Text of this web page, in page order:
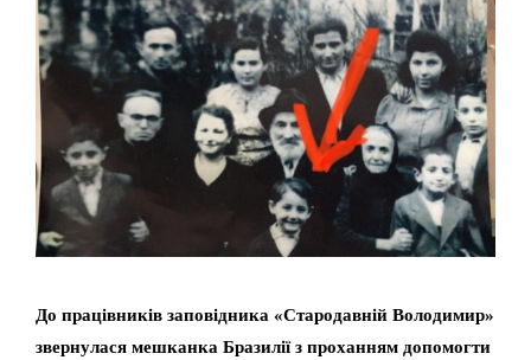
До працівників заповідника «Стародавній Володимир»
звернулася мешканка Бразилії з проханням допомогти